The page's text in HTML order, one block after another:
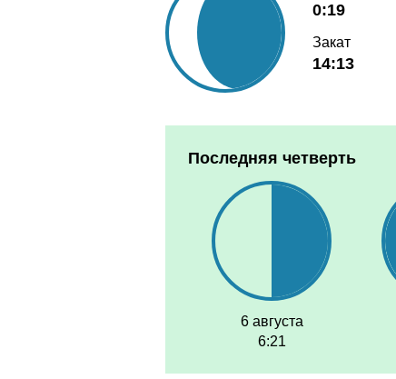
0:19
Закат
14:13
Последняя четверть
6 августа
6:21